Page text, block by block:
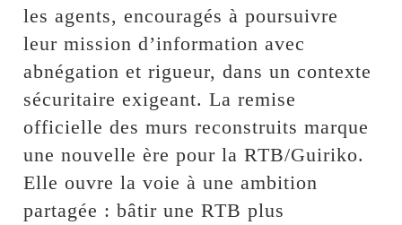
les agents, encouragés à poursuivre
leur mission d’information avec
abnégation et rigueur, dans un contexte
sécuritaire exigeant. La remise
officielle des murs reconstruits marque
une nouvelle ère pour la RTB/Guiriko.
Elle ouvre la voie à une ambition
partagée : bâtir une RTB plus